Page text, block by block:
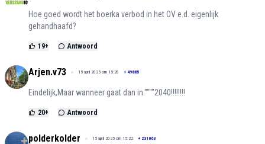
Hoe goed wordt het boerka verbod in het OV e.d. eigenlijk
gehandhaafd?
19+ Antwoord
Arjen.v73 15 april 2025 om 15:28 + 49885
Eindelijk,Maar wanneer gaat dan in.""""2040!!!!!!!!
20+ Antwoord
polderkolder 15 april 2025 om 15:22 + 231063